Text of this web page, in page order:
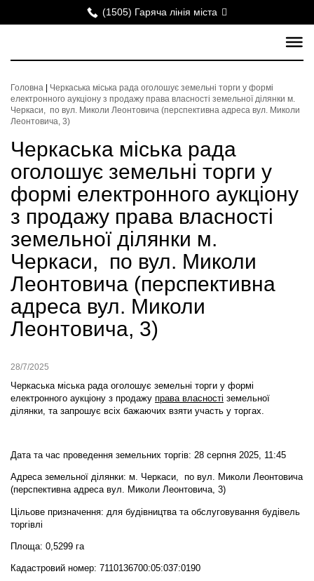
(1505) Гаряча лінія міста
Головна
Черкаська міська рада оголошує земельні торги у формі
електронного аукціону з продажу права власності земельної ділянки м.
Черкаси, по вул. Миколи Леонтовича (перспективна адреса вул. Миколи
Леонтовича, 3)
Черкаська міська рада
оголошує земельні торги у
формі електронного аукціону
з продажу права власності
земельної ділянки м.
Черкаси, по вул. Миколи
Леонтовича (перспективна
адреса вул. Миколи
Леонтовича, 3)
28/7/2025
Черкаська міська рада оголошує земельні торги у формі
електронного аукціону з продажу права власності земельної
ділянки, та запрошує всіх бажаючих взяти участь у торгах.
Дата та час проведення земельних торгів: 28 серпня 2025, 11:45
Адреса земельної ділянки: м. Черкаси, по вул. Миколи Леонтовича
(перспективна адреса вул. Миколи Леонтовича, 3)
Цільове призначення: для будівництва та обслуговування будівель
торгівлі
Площа: 0,5299 га
Кадастровий номер: 7110136700:05:037:0190